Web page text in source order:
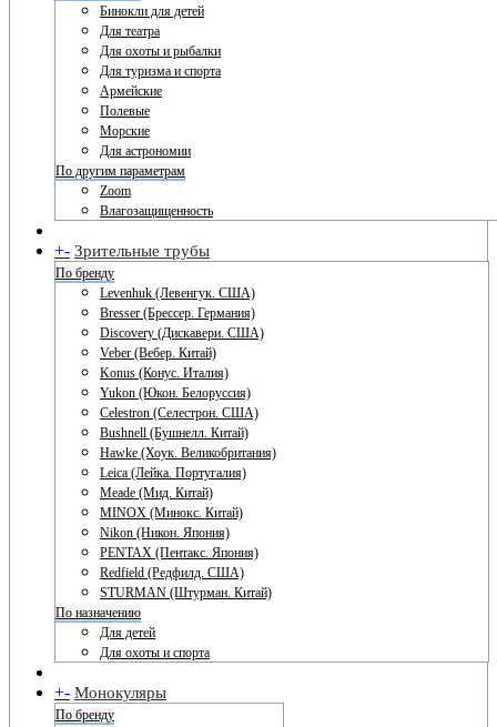
Бинокли для детей
Для театра
Для охоты и рыбалки
Для туризма и спорта
Армейские
Полевые
Морские
Для астрономии
По другим параметрам
Zoom
Влагозащищенность
+- Зрительные трубы
По бренду
Levenhuk (Левенгук. США)
Bresser (Брессер. Германия)
Discovery (Дискавери. США)
Veber (Вебер. Китай)
Konus (Конус. Италия)
Yukon (Юкон. Белоруссия)
Celestron (Селестрон. США)
Bushnell (Бушнелл. Китай)
Hawke (Хоук. Великобритания)
Leica (Лейка. Португалия)
Meade (Мид. Китай)
MINOX (Минокс. Китай)
Nikon (Никон. Япония)
PENTAX (Пентакс. Япония)
Redfield (Редфилд. США)
STURMAN (Штурман. Китай)
По назначению
Для детей
Для охоты и спорта
+- Монокуляры
По бренду